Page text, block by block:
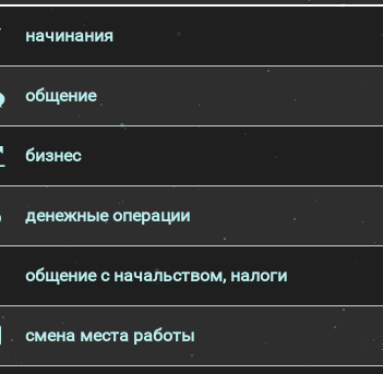
начинания
общение
бизнес
денежные операции
общение с начальством, налоги
смена места работы